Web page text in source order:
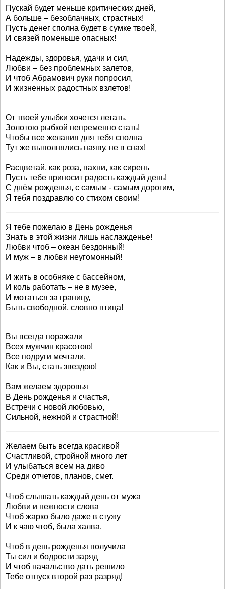
Пускай будет меньше критических дней,
А больше – безоблачных, страстных!
Пусть денег сполна будет в сумке твоей,
И связей поменьше опасных!
Надежды, здоровья, удачи и сил,
Любви – без проблемных залетов,
И чтоб Абрамович руки попросил,
И жизненных радостных взлетов!
От твоей улыбки хочется летать,
Золотою рыбкой непременно стать!
Чтобы все желания для тебя сполна
Тут же выполнялись наяву, не в снах!
Расцветай, как роза, пахни, как сирень
Пусть тебе приносит радость каждый день!
С днём рожденья, с самым - самым дорогим,
Я тебя поздравлю со стихом своим!
Я тебе пожелаю в День рожденья
Знать в этой жизни лишь наслажденье!
Любви чтоб – океан бездонный!
И муж – в любви неугомонный!
И жить в особняке с бассейном,
И коль работать – не в музее,
И мотаться за границу,
Быть свободной, словно птица!
Вы всегда поражали
Всех мужчин красотою!
Все подруги мечтали,
Как и Вы, стать звездою!
Вам желаем здоровья
В День рожденья и счастья,
Встречи с новой любовью,
Сильной, нежной и страстной!
Желаем быть всегда красивой
Счастливой, стройной много лет
И улыбаться всем на диво
Среди отчетов, планов, смет.
Чтоб слышать каждый день от мужа
Любви и нежности слова
Чтоб жарко было даже в стужу
И к чаю чтоб, была халва.
Чтоб в день рожденья получила
Ты сил и бодрости заряд
И чтоб начальство дать решило
Тебе отпуск второй раз разряд!